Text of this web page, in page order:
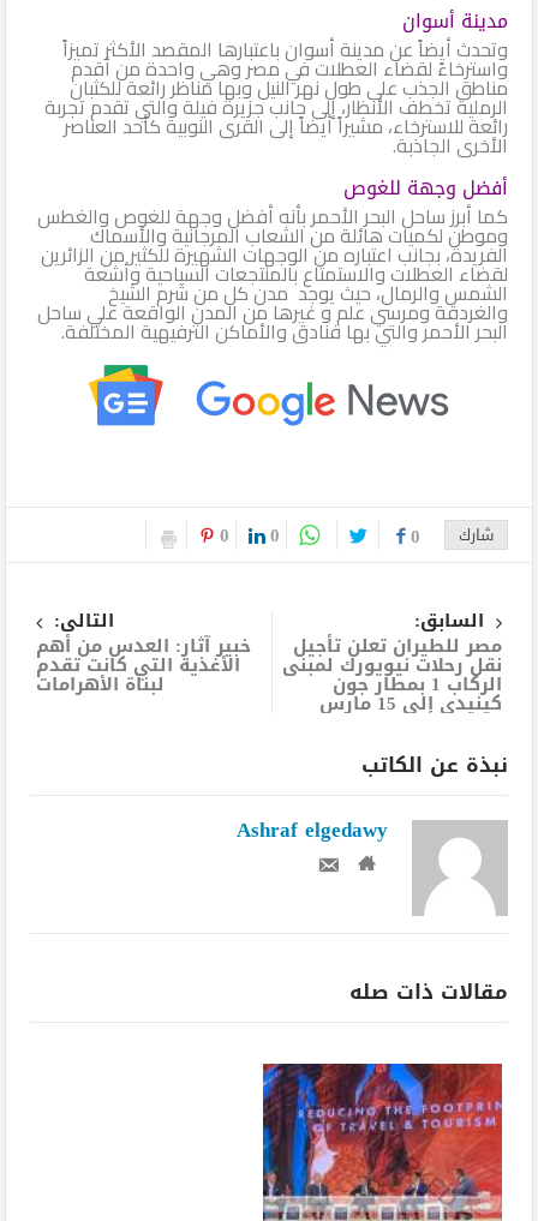
مدينة أسوان
وتحدث أيضاً عن مدينة أسوان باعتبارها المقصد الأكثر تميزاً
واسترخاءً لقضاء العطلات في مصر وهي واحدة من أقدم
مناطق الجذب على طول نهر النيل وبها مناظر رائعة للكثبان
الرملية تخطف الأنظار، إلى جانب جزيرة فيلة والتي تقدم تجربة
رائعة للاسترخاء، مشيراً أيضاً إلى القرى النوبية كأحد العناصر
الأخرى الجاذبة.
أفضل وجهة للغوص
كما أبرز ساحل البحر الأحمر بأنه أفضل وجهة للغوص والغطس
وموطن لكميات هائلة من الشعاب المرجانية والأسماك
الفريدة، بجانب اعتباره من الوجهات الشهيرة للكثير من الزائرين
لقضاء العطلات والاستمتاع بالمنتجعات السياحية وأشعة
الشمس والرمال، حيث يوجد مدن كل من شرم الشيخ
والغردقة ومرسي علم و غيرها من المدن الواقعة علي ساحل
البحر الأحمر والتي بها فنادق والأماكن الترفيهية المختلفة.
شارك 0
0
0
السابق:
مصر للطيران تعلن تأجيل
نقل رحلات نيويورك لمبنى
الركاب 1 بمطار جون
كينيدي إلى 15 مارس
التالى:
خبير آثار: العدس من أهم
الأغذية التي كانت تقدم
لبناة الأهرامات
نبذة عن الكاتب
Ashraf elgedawy
مقالات ذات صله